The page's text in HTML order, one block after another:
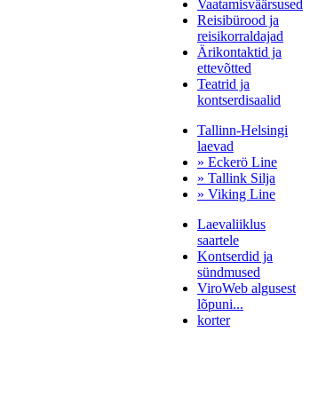
Vaatamisväärsused
Reisibürood ja
reisikorraldajad
Ärikontaktid ja
ettevõtted
Teatrid ja
kontserdisaalid
Tallinn-Helsingi
laevad
» Eckerö Line
» Tallink Silja
» Viking Line
Laevaliiklus
saartele
Kontserdid ja
sündmused
ViroWeb algusest
lõpuni...
korter